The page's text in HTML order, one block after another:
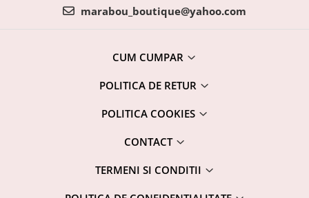
marabou_boutique@yahoo.com
CUM CUMPAR
POLITICA DE RETUR
POLITICA COOKIES
CONTACT
TERMENI SI CONDITII